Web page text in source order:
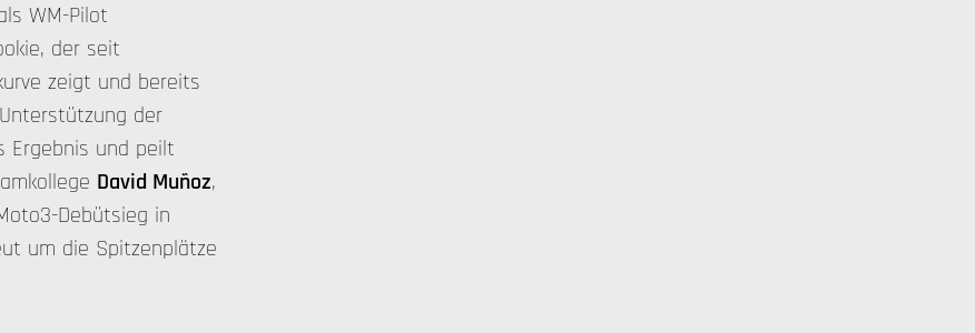
WM-Pilot
der seit
zeigt und bereits
der
Ergebnis und peilt
David Muñoz,
Debütsieg in
um die Spitzenplätze